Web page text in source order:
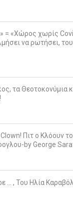
= «Χώρος χωρίς
να ρωτήσει,
τα Θεοτοκονύμια
Πιτ ο Κλόουν
by George
… , Του Ηλία